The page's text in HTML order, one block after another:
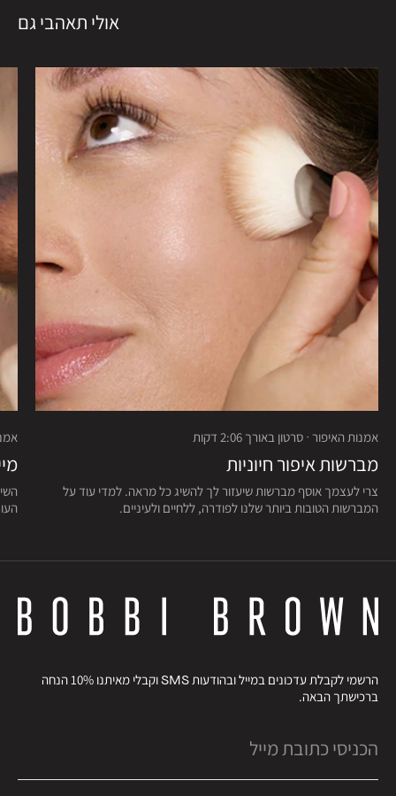
אולי תאהבי גם
אמנות האיפור · סרטון באורך 2:06 דקות
מברשות איפור חיוניות
צרי לעצמך אוסף מברשות שיעזור לך להשיג כל מראה. למדי עוד על
המברשות הטובות ביותר שלנו לפודרה, ללחיים ולעיניים.
הרשמי לקבלת עדכונים במייל ובהודעות SMS וקבלי מאיתנו 10% הנחה
ברכישתך הבאה.